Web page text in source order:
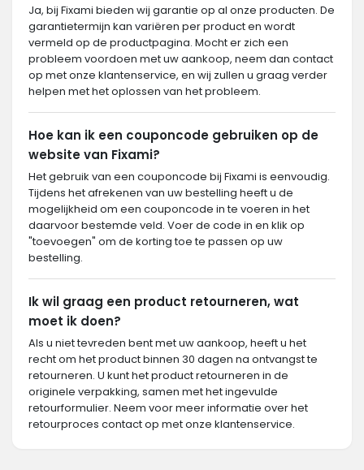
Ja, bij Fixami bieden wij garantie op al onze producten. De
garantietermijn kan variëren per product en wordt
vermeld op de productpagina. Mocht er zich een
probleem voordoen met uw aankoop, neem dan contact
op met onze klantenservice, en wij zullen u graag verder
helpen met het oplossen van het probleem.
Hoe kan ik een couponcode gebruiken op de
website van Fixami?
Het gebruik van een couponcode bij Fixami is eenvoudig.
Tijdens het afrekenen van uw bestelling heeft u de
mogelijkheid om een couponcode in te voeren in het
daarvoor bestemde veld. Voer de code in en klik op
"toevoegen" om de korting toe te passen op uw
bestelling.
Ik wil graag een product retourneren, wat
moet ik doen?
Als u niet tevreden bent met uw aankoop, heeft u het
recht om het product binnen 30 dagen na ontvangst te
retourneren. U kunt het product retourneren in de
originele verpakking, samen met het ingevulde
retourformulier. Neem voor meer informatie over het
retourproces contact op met onze klantenservice.